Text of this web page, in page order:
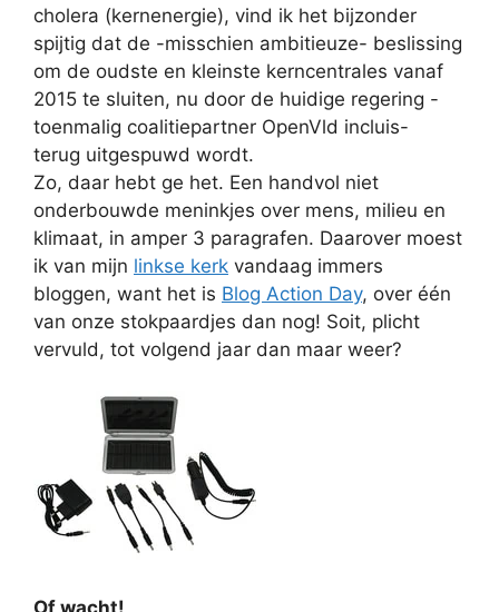
cholera (kernenergie), vind ik het bijzonder
spijtig dat de -misschien ambitieuze- beslissing
om de oudste en kleinste kerncentrales vanaf
2015 te sluiten, nu door de huidige regering -
toenmalig coalitiepartner OpenVld incluis-
terug uitgespuwd wordt.
Zo, daar hebt ge het. Een handvol niet
onderbouwde meninkjes over mens, milieu en
klimaat, in amper 3 paragrafen. Daarover moest
ik van mijn linkse kerk vandaag immers
bloggen, want het is Blog Action Day, over één
van onze stokpaardjes dan nog! Soit, plicht
vervuld, tot volgend jaar dan maar weer?
Of wacht!